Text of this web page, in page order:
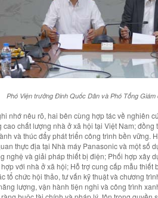
Phó Viện trưởng Đinh Quốc Dân và Phó Tổng
nhớ nêu rõ, hai bên cùng hợp tác về nghiên
cao chất lượng nhà ở xã hội tại Việt Nam;
và thúc đẩy phát triển công trình bền vững.
thực địa tại Nhà máy Panasonic và một số
nghệ và giải pháp thiết bị điện; Phối hợp xây
với nhà ở xã hội; Hỗ trợ cung cấp mẫu
tổ chức hội thảo, tư vấn kỹ thuật và chương
lượng, vận hành tiện nghi và công trình